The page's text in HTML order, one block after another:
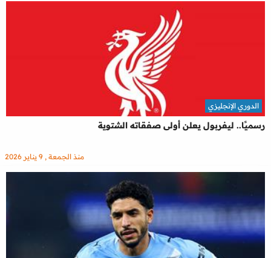
رسميًا.. ليفربول يعلن أولى صفقاته الشتوية
الدوري الإنجليزي
منذ الجمعة , 9 يناير 2026